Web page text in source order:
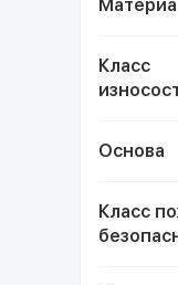
Класс
Основа
Класс